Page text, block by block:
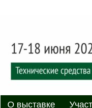
XII
обеспечения
Главное меню
Перейти к
Перейти к
О выставке